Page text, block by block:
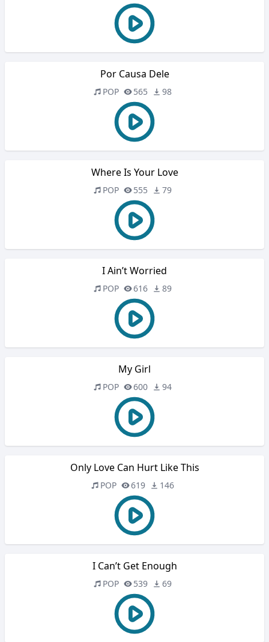
Por Causa Dele
POP 565 98
Where Is Your Love
POP 555 79
I Ain’t Worried
POP 616 89
My Girl
POP 600 94
Only Love Can Hurt Like This
POP 619 146
I Can’t Get Enough
POP 539 69